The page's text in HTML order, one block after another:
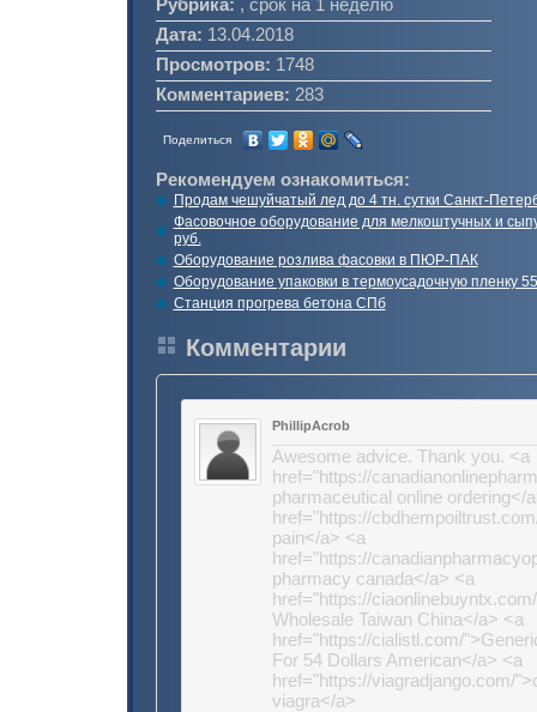
Рубрика: , срок на 1 неделю
Дата: 13.04.2018
Просмотров: 1748
Комментариев: 283
Поделиться
Рекомендуем ознакомиться:
Продам чешуйчатый лед до 4 тн. сутки Санкт-
Фасовочное оборудование для мелкоштучных и
руб.
Оборудование розлива фасовки в ПЮР-ПАК
Оборудование упаковки в термоусадочную пленку
Станция прогрева бетона СПб
Комментарии
PhillipAcrob
Awesome advice. Thank you. <a
href="https://
pharmaceutical online ordering</
href="https://
pain</a> <a
href="https://
pharmacy canada</a> <a
href="https://
Wholesale Taiwan China</a> <a
href="https://cialistl.com/
For 54 Dollars American</a> <a
href="https://viagradjango.com/
viagra</a>